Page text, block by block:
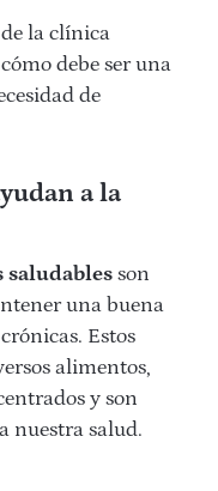
la clínica
debe ser una
de
a la
saludables son
una buena
Estos
alimentos,
y son
nuestra salud.